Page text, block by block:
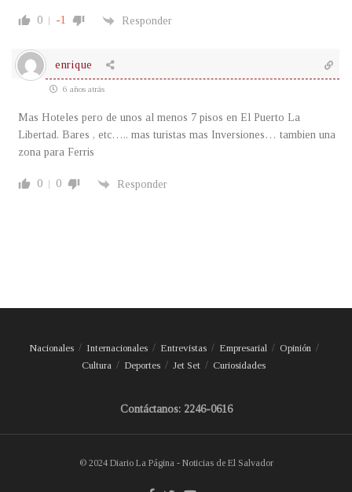
0 -1 Responder
enrique
6 años atrás
Mas Hoteles pero de unos al menos 7 pisos en El Puerto La
Libertad. Bares , etc….. mas turistas mas Inversiones… tambien una
zona para Ferris
0 0 Responder
Nacionales Internacionales Entrevistas Empresarial
Opinión
Cultura
Deportes Jet Set Curiosidades
Contáctanos: 2246-0616
© 2024 Diario La Página - Noticias de El Salvador